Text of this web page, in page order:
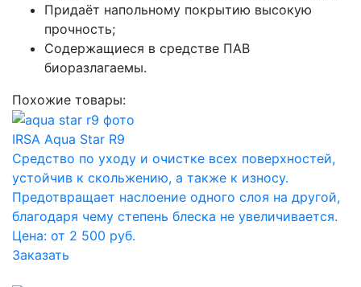
Придаёт напольному покрытию высокую
прочность;
Содержащиеся в средстве ПАВ
биоразлагаемы.
Похожие товары:
IRSA Aqua Star R9
Средство по уходу и очистке всех поверхностей,
устойчив к скольжению, а также к износу.
Предотвращает наслоение одного слоя на другой,
благодаря чему степень блеска не увеличивается.
Цена: от 2 500 руб.
Заказать